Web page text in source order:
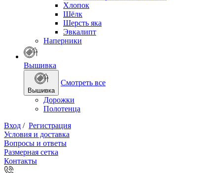
Хлопок
Шёлк
Шерсть яка
Эвкалипт
Наперники
Вышивка
Вышивка
Смотреть все
Дорожки
Полотенца
Вход / Регистрация
Условия и доставка
Вопросы и ответы
Размерная сетка
Контакты